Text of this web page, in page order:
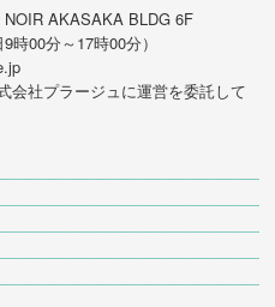
AKASAKA BLDG 6F
時00分～17時00分）
会社プラージュに運営を委託して